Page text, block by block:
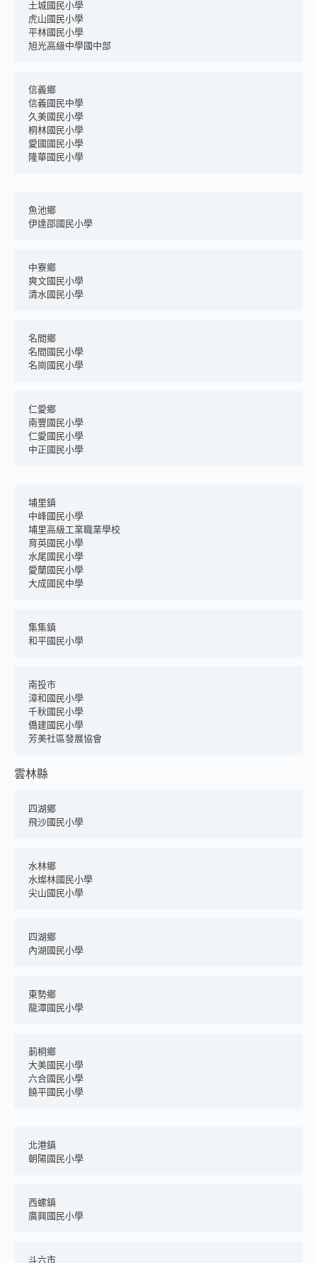
土城國民小學
虎山國民小學
平林國民小學
旭光高級中學國中部
信義鄉
信義國民中學
久美國民小學
桐林國民小學
愛國國民小學
隆華國民小學
魚池鄉
伊達邵國民小學
中寮鄉
爽文國民小學
清水國民小學
名間鄉
名間國民小學
名崗國民小學
仁愛鄉
南豐國民小學
仁愛國民小學
中正國民小學
埔里鎮
中峰國民小學
埔里高級工業職業學校
育英國民小學
水尾國民小學
愛蘭國民小學
大成國民中學
集集鎮
和平國民小學
南投市
漳和國民小學
千秋國民小學
僑建國民小學
芳美社區發展協會
雲林縣
四湖鄉
飛沙國民小學
水林鄉
水燦林國民小學
尖山國民小學
四湖鄉
內湖國民小學
東勢鄉
龍潭國民小學
莿桐鄉
大美國民小學
六合國民小學
饒平國民小學
北港鎮
朝陽國民小學
西螺鎮
廣興國民小學
斗六市